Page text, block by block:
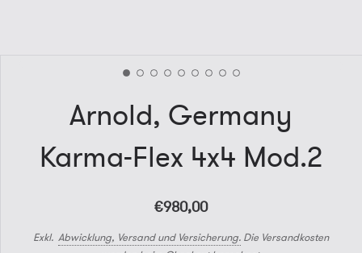
Arnold, Germany
Karma-Flex 4x4 Mod.2
€980,00
Exkl.Abwicklung, Versand und Versicherung. Die Versandkosten